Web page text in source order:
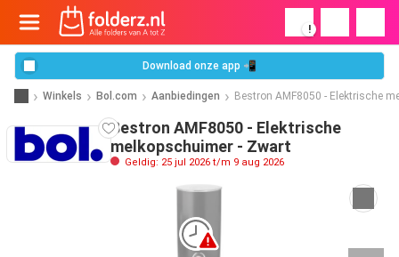
!
Download onze app 📲
Winkels Bol.com Aanbiedingen Bestron AMF8050 - Elektrische
Bestron AMF8050 - Elektrische
melkopschuimer - Zwart
Geldig: 25 jul 2026 t/m 9 aug 2026